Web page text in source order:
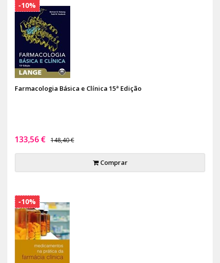
Farmacologia Básica e Clínica 15ª Edição
133,56 € 148,40 €
Comprar
-10%
-10%